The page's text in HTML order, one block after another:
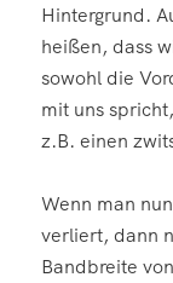
Hintergrund.
heißen, dass
sowohl die
mit uns
z.B. einen
Wenn man
verliert, dann
Bandbreite